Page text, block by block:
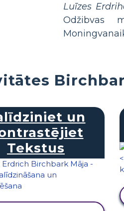
Luīzes
Odžibvas
un
Tekstus